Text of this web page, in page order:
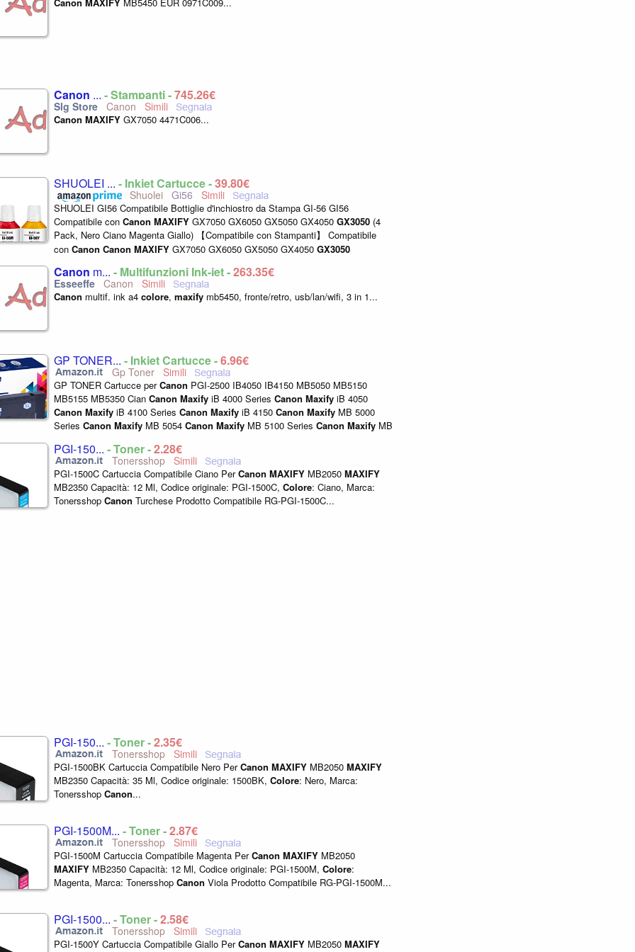
Canon ... - Stampanti -745,26€
Canon
Canon MAXIFY GX7050 4471C006...
SHUOLEI ... - Inkjet Cartucce -39,80€
Shuolei Gi56
SHUOLEI GI56 Compatibile Bottiglie d'inchiostro da Stampa GI-56 GI56
Compatibile con Canon MAXIFY GX7050 GX6050 GX5050 GX4050 GX3050 (4
Pack, Nero Ciano Magenta Giallo) 【Compatibile con Stampanti】 Compatibile
con Canon Canon MAXIFY GX7050 GX6050 GX5050 GX4050 GX3050
Canon m... - Multifunzioni Ink-jet -263,35€
Canon
Canon multif. ink a4 colore, maxify mb5450, fronte/retro, usb/lan/wifi, 3 in 1...
GP TONER... - Inkjet Cartucce -6,96€
Gp Toner
GP TONER Cartucce perCanon PGI-2500 IB4050 IB4150 MB5050 MB5150
MB5155 MB5350 Cian Canon Maxify iB 4000 Series Canon Maxify iB 4050
Canon Maxify iB 4100 Series Canon Maxify iB 4150 Canon Maxify MB 5000
Series Canon Maxify MB 5054 Canon Maxify MB 5100 Series Canon Maxify MB
PGI-150... - Toner -2,28€
Tonersshop
PGI-1500C Cartuccia Compatibile Ciano PerCanon MAXIFY MB2050 MAXIFY
MB2350 Capacità: 12 Ml, Codice originale: PGI-1500C, Colore: Ciano, Marca:
Tonersshop Canon Turchese Prodotto Compatibile RG-PGI-1500C...
PGI-150... - Toner -2,35€
Tonersshop
PGI-1500BK Cartuccia Compatibile Nero PerCanon MAXIFY MB2050 MAXIFY
MB2350 Capacità: 35 Ml, Codice originale: 1500BK, Colore: Nero, Marca:
Tonersshop Canon...
PGI-1500M... - Toner -2,87€
Tonersshop
PGI-1500M Cartuccia Compatibile Magenta PerCanon MAXIFY MB2050
MAXIFY MB2350 Capacità: 12 Ml, Codice originale: PGI-1500M, Colore:
Magenta, Marca: Tonersshop Canon Viola Prodotto Compatibile RG-PGI-1500M...
PGI-1500... - Toner -2,58€
Tonersshop
PGI-1500Y Cartuccia Compatibile Giallo PerCanon MAXIFY MB2050 MAXIFY